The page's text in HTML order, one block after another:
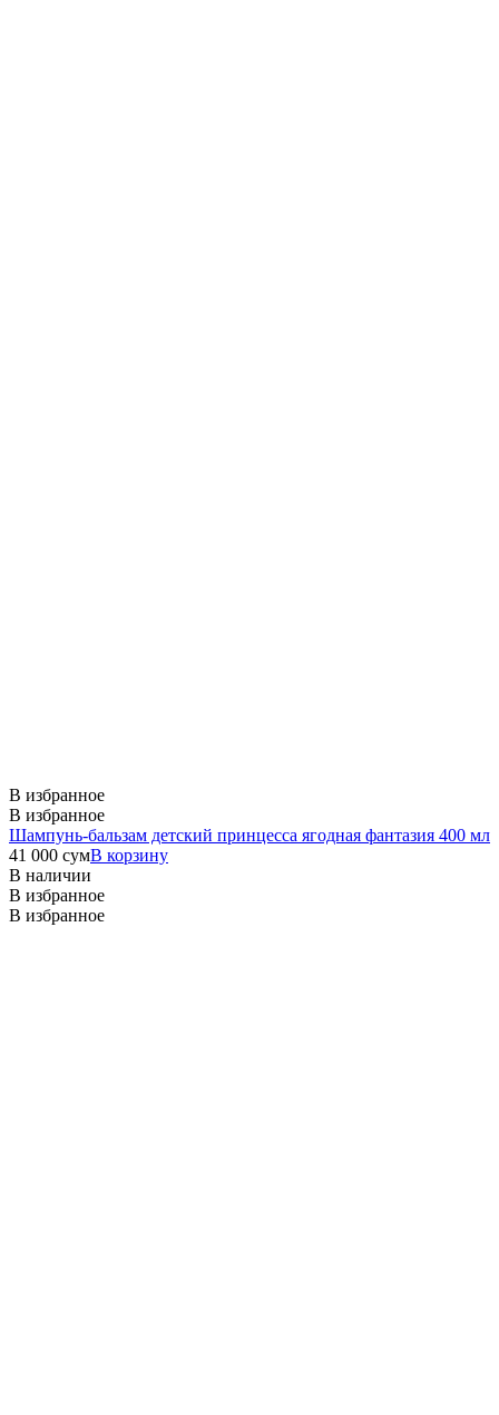
В избранное
В избранное
Шампунь-бальзам детский принцесса ягодная фантазия 400 мл
41 000 сумВ корзину
В наличии
В избранное
В избранное